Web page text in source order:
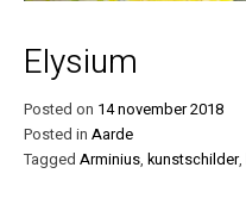
Elysium
Posted on 14 november 2018
Posted in Aarde
Tagged Arminius, kunstschilder,